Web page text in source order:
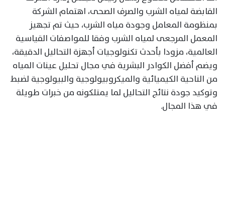
القابضة لمياه الشرب والصرف الصحى، اهتمام الشركة
بمنظومة المعامل وجودة مياه الشرب، حيث تم تجهيز
المعمل المرجعى لمياه الشرب وفقا للمواصفات القياسية
العالمية، مزودا بأحدث تكنولوجيات أجهزة التحاليل الدقيقة،
ويضم أفضل الكوادر البشرية في مجال تحليل عينات المياه
من الناحية الكيميائية والميكروبيولوجية والبيولوجية لضبط
وتوكيد جودة نتائج التحاليل لما يمتلكونه من خبرات طويلة
في هذا المجال.